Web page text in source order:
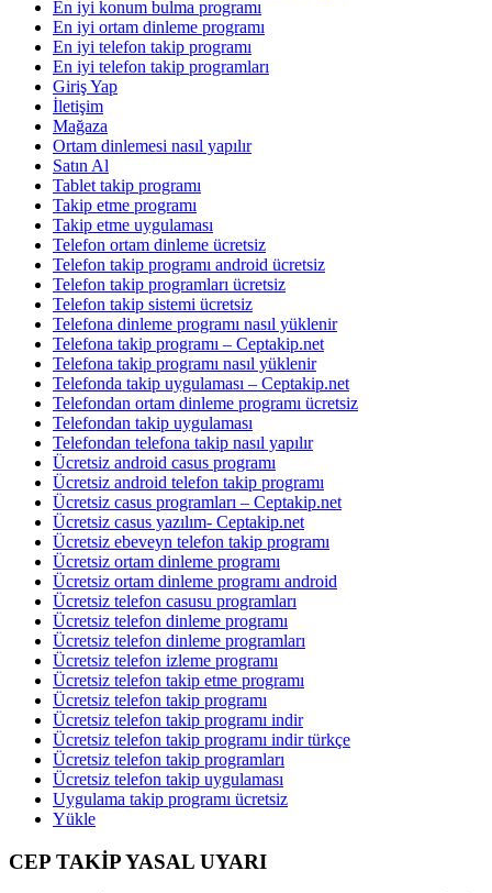
En iyi konum bulma programı
En iyi ortam dinleme programı
En iyi telefon takip programı
En iyi telefon takip programları
Giriş Yap
İletişim
Mağaza
Ortam dinlemesi nasıl yapılır
Satın Al
Tablet takip programı
Takip etme programı
Takip etme uygulaması
Telefon ortam dinleme ücretsiz
Telefon takip programı android ücretsiz
Telefon takip programları ücretsiz
Telefon takip sistemi ücretsiz
Telefona dinleme programı nasıl yüklenir
Telefona takip programı – Ceptakip.net
Telefona takip programı nasıl yüklenir
Telefonda takip uygulaması – Ceptakip.net
Telefondan ortam dinleme programı ücretsiz
Telefondan takip uygulaması
Telefondan telefona takip nasıl yapılır
Ücretsiz android casus programı
Ücretsiz android telefon takip programı
Ücretsiz casus programları – Ceptakip.net
Ücretsiz casus yazılım- Ceptakip.net
Ücretsiz ebeveyn telefon takip programı
Ücretsiz ortam dinleme programı
Ücretsiz ortam dinleme programı android
Ücretsiz telefon casusu programları
Ücretsiz telefon dinleme programı
Ücretsiz telefon dinleme programları
Ücretsiz telefon izleme programı
Ücretsiz telefon takip etme programı
Ücretsiz telefon takip programı
Ücretsiz telefon takip programı indir
Ücretsiz telefon takip programı indir türkçe
Ücretsiz telefon takip programları
Ücretsiz telefon takip uygulaması
Uygulama takip programı ücretsiz
Yükle
CEP TAKİP YASAL UYARI